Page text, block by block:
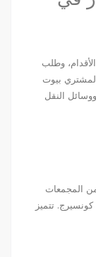
وطلب
بيوت
النقل
المجمعات
تتميز